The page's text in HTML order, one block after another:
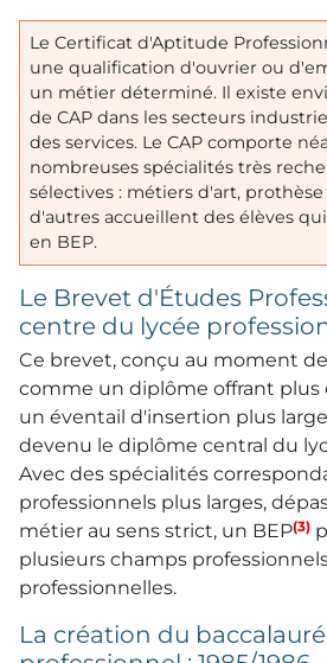
Le Certificat d'Aptitude
une qualification d'ouvrier ou
un métier déterminé. Il existe
de CAP dans les secteurs
des services. Le CAP comporte
nombreuses spécialités très
sélectives : métiers d'art,
d'autres accueillent des élèves
en BEP.
Le Brevet d'Études
centre du lycée
Ce brevet, conçu au moment de
comme un diplôme offrant plus
un éventail d'insertion plus
devenu le diplôme central du
Avec des spécialités
professionnels plus larges,
métier au sens strict, un BEP(3)
plusieurs champs
professionnelles.
La création du